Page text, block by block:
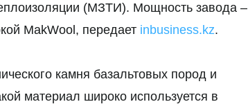
(МЗТИ). Мощность завода –
MakWool, передает inbusiness.kz.
камня базальтовых пород и
материал широко используется в